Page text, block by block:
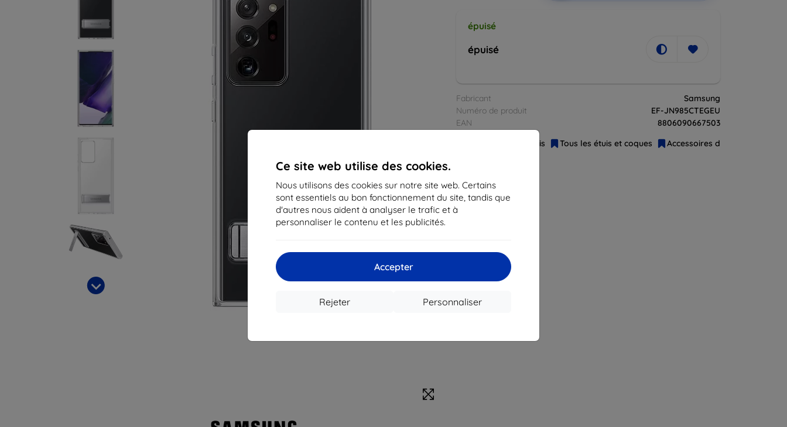
Ce site web utilise des cookies.
Nous utilisons des cookies sur notre site web. Certains
sont essentiels au bon fonctionnement du site, tandis que
d'autres nous aident à analyser le trafic et à
personnaliser le contenu et les publicités.
Accepter
Personnaliser
Rejeter
épuisé
épuisé
Fabricant
Samsung
Numéro de produit
EF-JN985CTEGEU
EAN
8806090667503
Étuis Tous les étuis et coques Accessoires d'origine